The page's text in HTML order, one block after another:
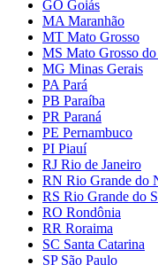
GO Goiás
MA Maranhão
MT Mato Grosso
MS Mato Grosso
MG Minas Gerais
PA Pará
PB Paraíba
PR Paraná
PE Pernambuco
PI Piauí
RJ Rio de Janeiro
RN Rio Grande do
RS Rio Grande do
RO Rondônia
RR Roraima
SC Santa Catarina
SP São Paulo